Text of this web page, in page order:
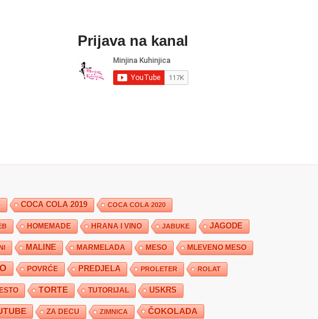
Prijava na kanal
COCA COLA 2019 COCA COLA 2020
HOMEMADE HRANA I VINO JABUKE JAGODE
MALINE MARMELADA MESO MLEVENO MESO
POVRĆE PREDJELA PROLETER ROLAT
TORTE TUTORIJAL USKRS
ZA DECU ZIMNICA ČOKOLADA